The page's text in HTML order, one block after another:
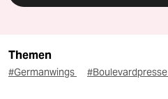
Themen
#Germanwings #Boulevardpresse